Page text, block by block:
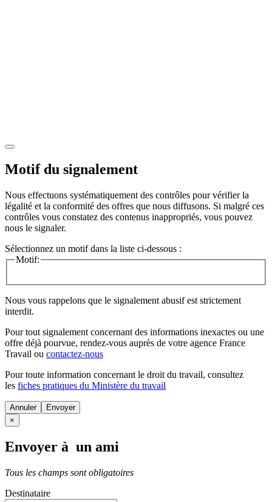
Motif du signalement
Nous effectuons systématiquement des contrôles pour vérifier la
légalité et la conformité des offres que nous diffusons. Si malgré ces
contrôles vous constatez des contenus inappropriés, vous pouvez
nous le signaler.
Sélectionnez un motif dans la liste ci-dessous :
Motif:
Nous vous rappelons que le signalement abusif est strictement
interdit.
Pour tout signalement concernant des informations inexactes ou une
offre déjà pourvue, rendez-vous auprès de votre agence France
Travail ou contactez-nous
Pour toute information concernant le droit du travail, consultez
les fiches pratiques du Ministère du travail
Annuler
×
Envoyer à un ami
Tous les champs sont obligatoires
Destinataire